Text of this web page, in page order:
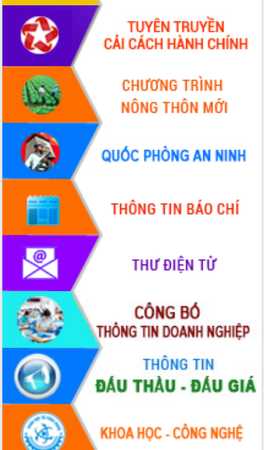
HĐND tỉnh thông qua điều chỉnh Quy
hoạch tỉnh thời kỳ 2021-2030
Hội thảo góp ý hồ sơ điều chỉnh quy
hoạch tỉnh Đắk Lắk thời kỳ 2021-2030,
tầm nhìn đến năm 2050
Nâng cao hiệu quả hoạt động của các
doanh nghiệp nhà nước
Hội nghị triển khai kết nối mạng
truyền số liệu chuyên dùng phục vụ cơ
quan Đảng, Nhà nước
Lễ phát động chuỗi hoạt động chung
tay làm sạch môi trường
Xã Ea Kar bước chuyển mình trong
công tác cải cách hành chính mô hình
UBND tỉnh họp báo định kỳ tháng 4
năm 2026
Hội thảo khoa học “Giải pháp thúc đẩy
phát triển nền kinh tế xanh tại tỉnh
Đắk Lắk”
Tăng cường giám sát, đôn đốc thực
hiện nhiệm vụ quản lý tài sản công
hàng tuần
Tháo gỡ những vướng mắc, đẩy mạnh
công tác cải cách thủ tục hành chính
tại Trung tâm Phục vụ hành chính
công tỉnh
Đắk Lắk: Tôn vinh 46 giải pháp tại Hội
thi Sáng tạo Kỹ thuật 2024 - 2025
Đắk Lắk rà soát, điều chỉnh Đề án 190
về phát triển nuôi trồng thủy sản
Phó Chủ tịch UBND tỉnh Đắk Lắk
Trương Công Thái kiểm tra thực địa
Dự án cao tốc Khánh Hòa - Buôn Ma
Thuột